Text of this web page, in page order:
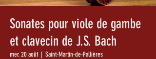
Sonates pour viole de gambe
et clavecin de J.S. Bach
mer. 20 août
  |
Saint-Martin-de-Pallières